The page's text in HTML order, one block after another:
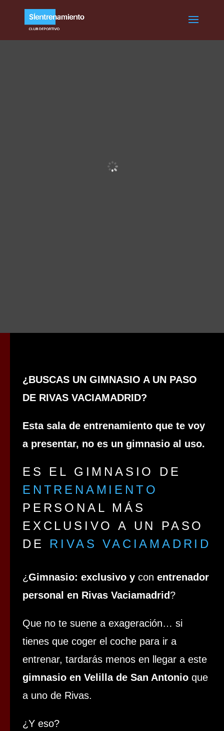
¿BUSCAS UN GIMNASIO A UN PASO
DE RIVAS VACIAMADRID?
Esta sala de entrenamiento que te voy
a presentar, no es un gimnasio al uso.
ES EL GIMNASIO DE
ENTRENAMIENTO
PERSONAL MÁS
EXCLUSIVO A UN PASO
DE RIVAS VACIAMADRID
¿Gimnasio: exclusivo y con entrenador
personal en Rivas Vaciamadrid?
Que no te suene a exageración… si
tienes que coger el coche para ir a
entrenar, tardarás menos en llegar a este
gimnasio en Velilla de San Antonio que
a uno de Rivas.
¿Y eso?